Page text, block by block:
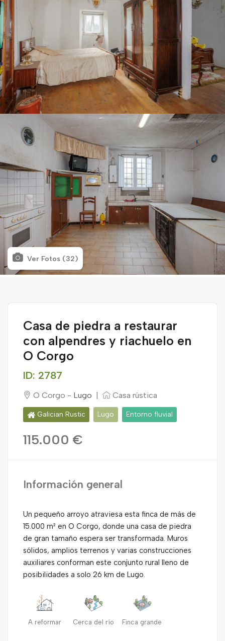
Ver Fotos (32)
Casa de piedra a restaurar
con alpendres y riachuelo en
O Corgo
ID: 2787
O Corgo - Lugo Casa rústica
Galician Rustic Lugo Entorno fluvial
115.000 €
Información general
Un pequeño arroyo atraviesa esta finca de más de
15.000 m² en O Corgo, donde una casa de piedra
de gran tamaño espera ser transformada. Muros
sólidos, amplios terrenos y varias construcciones
auxiliares conforman este conjunto rural lleno de
posibilidades a solo 26 km de Lugo.
A reformar Cerca del río Finca grande